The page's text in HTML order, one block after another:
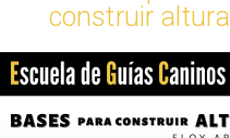
construir altura